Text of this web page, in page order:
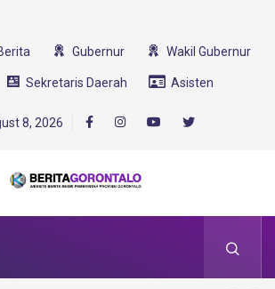
Gubernur Wakil Gubernur
Sekretaris Daerah Asisten
8, 2026